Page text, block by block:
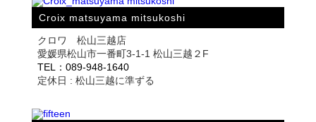
Croix matsuyama mitsukoshi
クロワ 松山三越店
愛媛県松山市一番町3-1-1 松山三越２F
TEL：089-948-1640
定休日 : 松山三越に準ずる